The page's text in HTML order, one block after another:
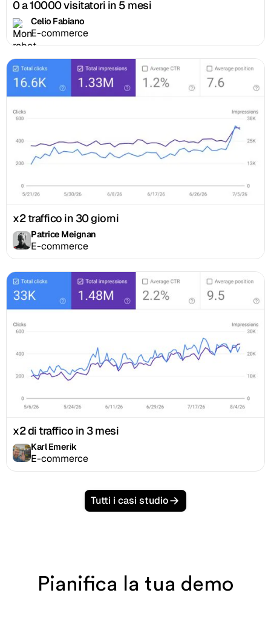
0 a 10000 visitatori in 5 mesi
Celio Fabiano
E-commerce
x2 traffico in 30 giorni
Patrice Meignan
E-commerce
x2 di traffico in 3 mesi
Karl Emerik
E-commerce
Tutti i casi studio
Pianifica la tua demo